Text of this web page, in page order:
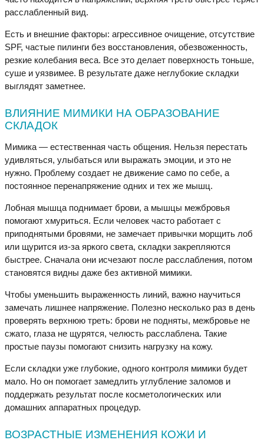
расслабленный вид.
Есть и внешние факторы: агрессивное очищение, отсутствие
SPF, частые пилинги без восстановления, обезвоженность,
резкие колебания веса. Все это делает поверхность тоньше,
суше и уязвимее. В результате даже неглубокие складки
выглядят заметнее.
ВЛИЯНИЕ МИМИКИ НА ОБРАЗОВАНИЕ
СКЛАДОК
Мимика — естественная часть общения. Нельзя перестать
удивляться, улыбаться или выражать эмоции, и это не
нужно. Проблему создает не движение само по себе, а
постоянное перенапряжение одних и тех же мышц.
Лобная мышца поднимает брови, а мышцы межбровья
помогают хмуриться. Если человек часто работает с
приподнятыми бровями, не замечает привычки морщить лоб
или щурится из-за яркого света, складки закрепляются
быстрее. Сначала они исчезают после расслабления, потом
становятся видны даже без активной мимики.
Чтобы уменьшить выраженность линий, важно научиться
замечать лишнее напряжение. Полезно несколько раз в день
проверять верхнюю треть: брови не подняты, межбровье не
сжато, глаза не щурятся, челюсть расслаблена. Такие
простые паузы помогают снизить нагрузку на кожу.
Если складки уже глубокие, одного контроля мимики будет
мало. Но он помогает замедлить углубление заломов и
поддержать результат после косметологических или
домашних аппаратных процедур.
ВОЗРАСТНЫЕ ИЗМЕНЕНИЯ КОЖИ И